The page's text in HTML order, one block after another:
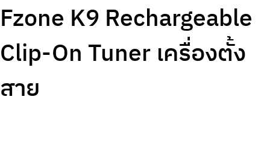
Fzone K9 Rechargeable
Clip-On Tuner เครื่องตั้ง
สาย